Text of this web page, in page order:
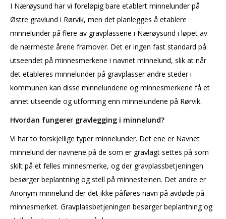
I Nærøysund har vi foreløpig bare etablert minnelunder på
Østre gravlund i Rørvik, men det planlegges å etablere
minnelunder på flere av gravplassene i Nærøysund i løpet av
de nærmeste årene framover. Det er ingen fast standard på
utseendet på minnesmerkene i navnet minnelund, slik at når
det etableres minnelunder på gravplasser andre steder i
kommunen kan disse minnelundene og minnesmerkene få et
annet utseende og utforming enn minnelundene på Rørvik.
Hvordan fungerer gravlegging i minnelund?
Vi har to forskjellige typer minnelunder. Det ene er Navnet
minnelund der navnene på de som er gravlagt settes på som
skilt på et felles minnesmerke, og der gravplassbetjeningen
besørger beplantning og stell på minnesteinen. Det andre er
Anonym minnelund der det ikke påføres navn på avdøde på
minnesmerket. Gravplassbetjeningen besørger beplantning og